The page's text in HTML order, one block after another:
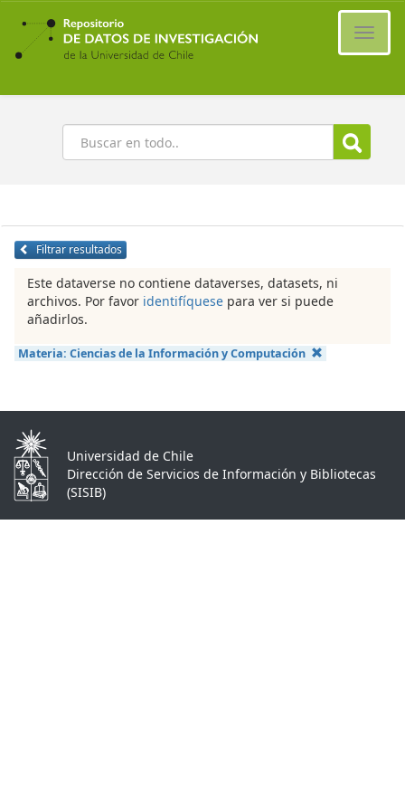
Ir
contenido
principal
Buscar
Filtrar resultados
Este dataverse no contiene dataverses, datasets, ni
archivos. Por favor identifíquese para ver si puede
añadirlos.
Materia: Ciencias de la Información y Computación
Universidad de Chile
Dirección de Servicios de Información y Bibliotecas
(SISIB)